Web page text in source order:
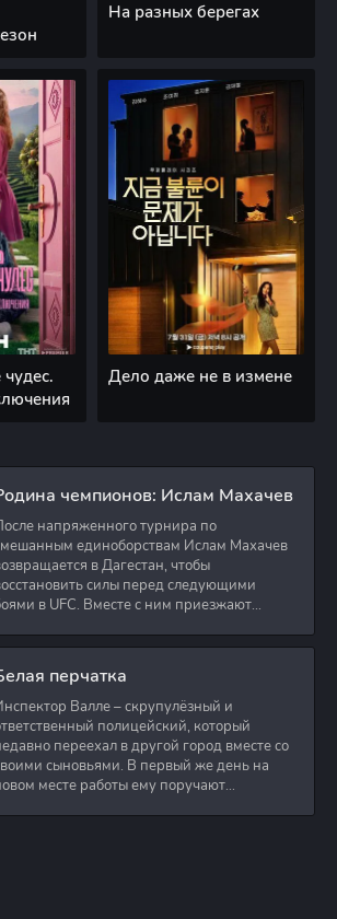
На разных берегах
Дело даже не в измене
чемпионов: Ислам Махачев
напряженного турнира по
единоборствам Ислам Махачев
в Дагестан, чтобы
силы перед следующими
в UFC. Вместе с ним приезжают
перчатка
Валле – скрупулёзный и
полицейский, который
переехал в другой город вместе со
сыновьями. В первый же день на
месте работы ему поручают